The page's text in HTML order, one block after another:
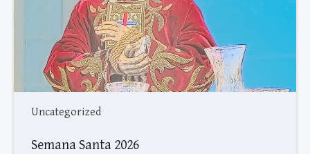
Uncategorized
Semana Santa 2026